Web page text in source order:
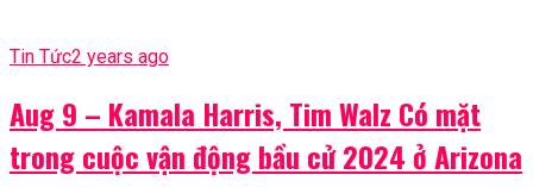
Tin Tức2 years ago
Aug 9 – Kamala Harris, Tim Walz Có mặt
trong cuộc vận động bầu cử 2024 ở Arizona